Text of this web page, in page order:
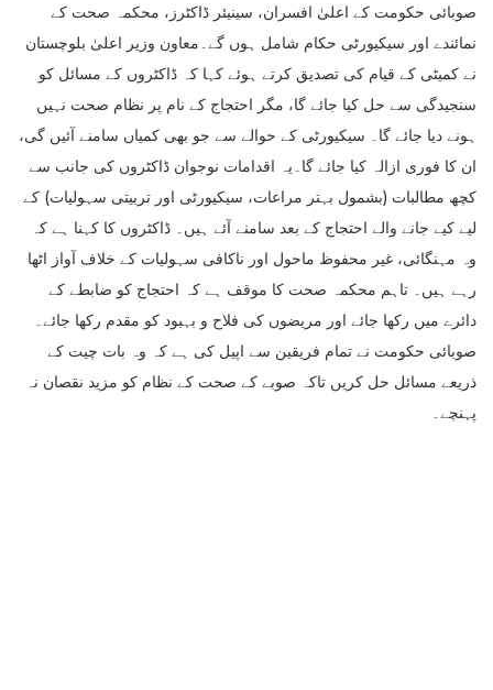
صوبائی حکومت کے اعلیٰ افسران، سینیئر ڈاکٹرز، محکمہ صحت کے
نمائندے اور سیکیورٹی حکام شامل ہوں گے۔معاون وزیر اعلیٰ بلوچستان
نے کمیٹی کے قیام کی تصدیق کرتے ہوئے کہا کہ ڈاکٹروں کے مسائل کو
سنجیدگی سے حل کیا جائے گا، مگر احتجاج کے نام پر نظام صحت نہیں
ہونے دیا جائے گا۔ سیکیورٹی کے حوالے سے جو بھی کمیاں سامنے آئیں گی،
ان کا فوری ازالہ کیا جائے گا۔یہ اقدامات نوجوان ڈاکٹروں کی جانب سے
کچھ مطالبات (بشمول بہتر مراعات، سیکیورٹی اور تربیتی سہولیات) کے
لیے کیے جانے والے احتجاج کے بعد سامنے آئے ہیں۔ ڈاکٹروں کا کہنا ہے کہ
وہ مہنگائی، غیر محفوظ ماحول اور ناکافی سہولیات کے خلاف آواز اٹھا
رہے ہیں۔ تاہم محکمہ صحت کا موقف ہے کہ احتجاج کو ضابطے کے
دائرے میں رکھا جائے اور مریضوں کی فلاح و بہبود کو مقدم رکھا جائے۔
صوبائی حکومت نے تمام فریقین سے اپیل کی ہے کہ وہ بات چیت کے
ذریعے مسائل حل کریں تاکہ صوبے کے صحت کے نظام کو مزید نقصان نہ
پہنچے۔